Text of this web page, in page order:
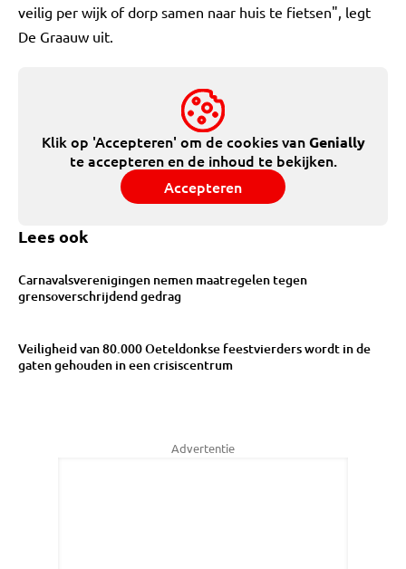
veilig per wijk of dorp samen naar huis te fietsen", legt
De Graauw uit.
Klik op 'Accepteren' om de cookies vanGenially
te accepteren en de inhoud te bekijken.
Accepteren
Lees ook
Carnavalsverenigingen nemen maatregelen tegen
grensoverschrijdend gedrag
Veiligheid van 80.000 Oeteldonkse feestvierders wordt in de
gaten gehouden in een crisiscentrum
Advertentie